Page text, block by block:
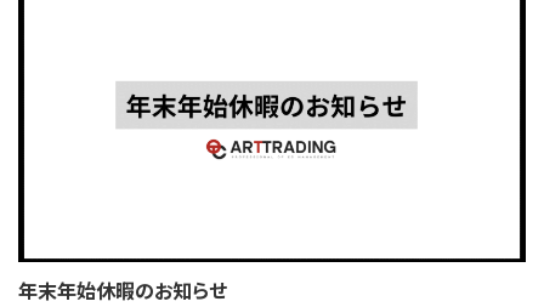
年末年始休暇のお知らせ